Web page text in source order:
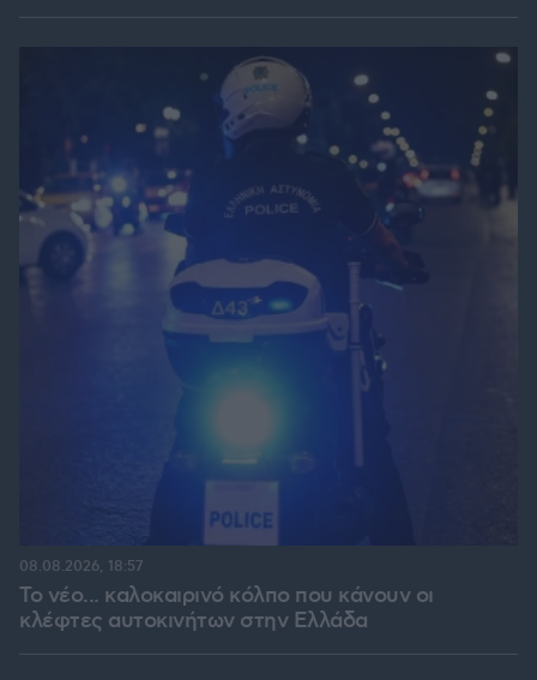
Το νέο... καλοκαιρινό κόλπο που κάνουν οι
κλέφτες αυτοκινήτων στην Ελλάδα
08.08.2026, 18:57